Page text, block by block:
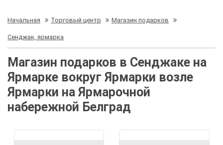
Начальная Торговый центр Магазин подарков
Сенджак, ярмарка
Магазин подарков в Сенджаке на
Ярмарке вокруг Ярмарки возле
Ярмарки на Ярмарочной
набережной Белград